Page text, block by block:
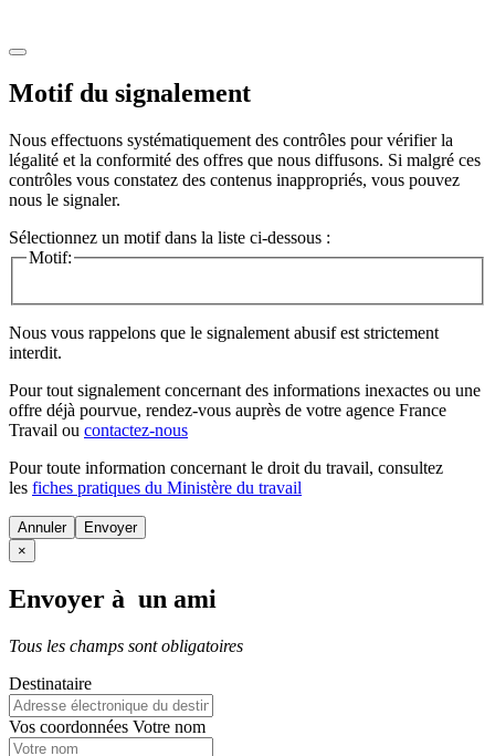
Motif du signalement
Nous effectuons systématiquement des contrôles pour vérifier la
légalité et la conformité des offres que nous diffusons. Si malgré ces
contrôles vous constatez des contenus inappropriés, vous pouvez
nous le signaler.
Sélectionnez un motif dans la liste ci-dessous :
Motif:
Nous vous rappelons que le signalement abusif est strictement
interdit.
Pour tout signalement concernant des informations inexactes ou une
offre déjà pourvue, rendez-vous auprès de votre agence France
Travail ou contactez-nous
Pour toute information concernant le droit du travail, consultez
les fiches pratiques du Ministère du travail
Annuler
×
Envoyer à un ami
Tous les champs sont obligatoires
Destinataire
Vos coordonnées Votre nom